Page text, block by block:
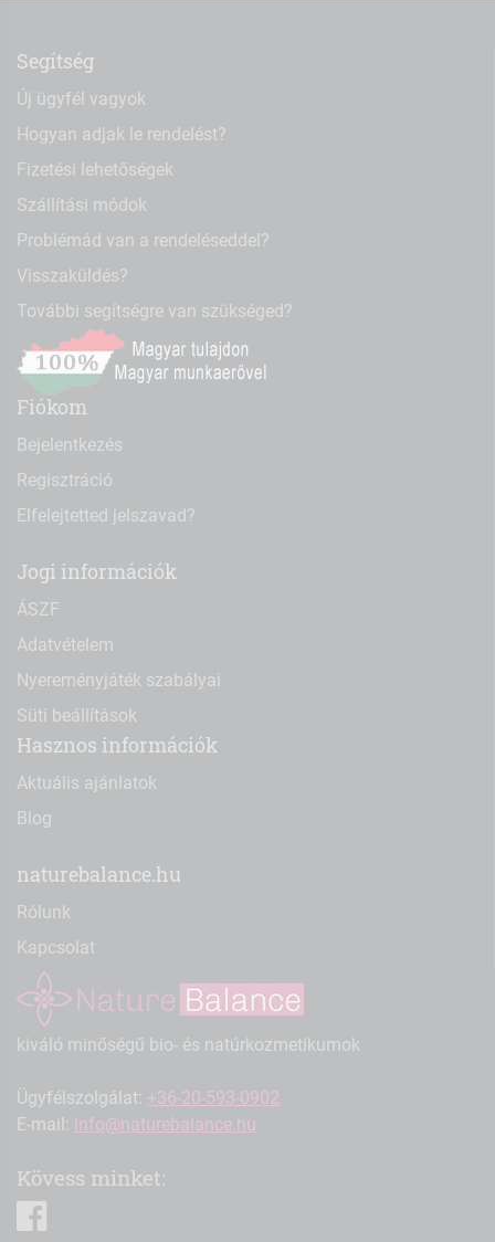
Segítség
Új ügyfél vagyok
Hogyan adjak le rendelést?
Fizetési lehetőségek
Szállítási módok
Problémád van a rendeléseddel?
Visszaküldés?
További segítségre van szükséged?
Fiókom
Bejelentkezés
Regisztráció
Elfelejtetted jelszavad?
Jogi információk
ÁSZF
Adatvételem
Nyereményjáték szabályai
Süti beállítások
Hasznos információk
Aktuális ajánlatok
Blog
naturebalance.hu
Rólunk
Kapcsolat
kiváló minőségű bio- és natúrkozmetikumok
Ügyfélszolgálat: +36-20-593-0902
E-mail: info@naturebalance.hu
Kövess minket: